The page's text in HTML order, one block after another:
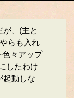
が、(主と
らも入れ
色々アップ
したわけ
起動しな